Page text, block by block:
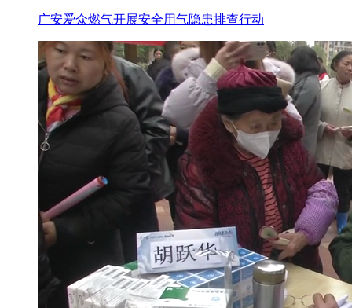
广安爱众燃气开展安全用气隐患排查行动